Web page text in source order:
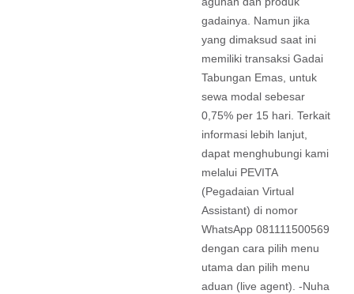
gadainya. Namun jika
yang dimaksud saat ini
memiliki transaksi Gadai
Tabungan Emas, untuk
sewa modal sebesar
0,75% per 15 hari. Terkait
informasi lebih lanjut,
dapat menghubungi kami
melalui PEVITA
(Pegadaian Virtual
Assistant) di nomor
WhatsApp 081111500569
dengan cara pilih menu
utama dan pilih menu
aduan (live agent). -Nuha